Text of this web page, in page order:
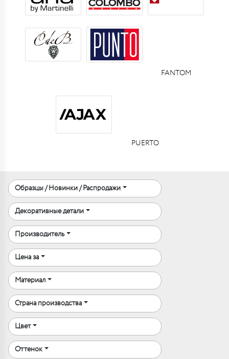
FANTOM
PUERTO
Образцы / Новинки / Распродажи
Декоративные детали
Производитель
Цена за
Материал
Страна производства
Цвет
Оттенок